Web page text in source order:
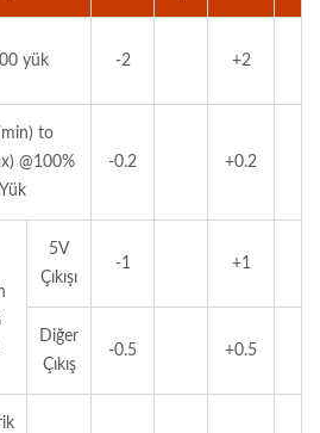
yük -2 +2
to
@100%
Yük
-0.2 +0.2
5V
Çıkışı
-1 +1
Diğer
Çıkış
-0.5 +0.5